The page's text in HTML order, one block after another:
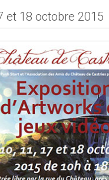
et 18 octobre 2015